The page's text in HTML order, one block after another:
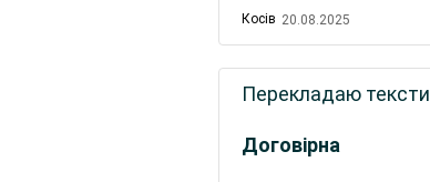
Косів 20.08.2025
Договірна
Перекладаю тексти